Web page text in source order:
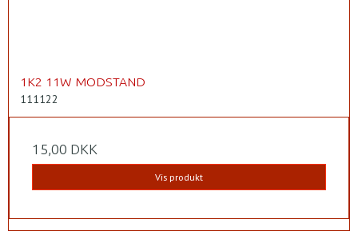
1K2 11W MODSTAND
111122
15,00 DKK
Vis produkt